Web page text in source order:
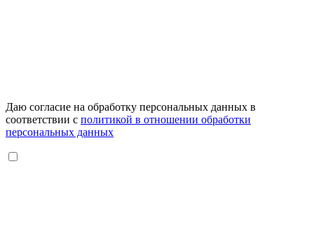
Даю согласие на обработку персональных данных в
соответствии с политикой в отношении обработки
персональных данных